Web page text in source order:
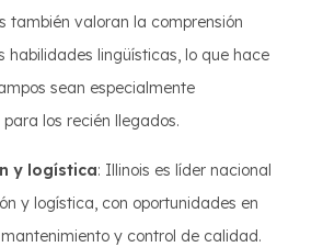
también valoran la comprensión
habilidades lingüísticas, lo que hace
sean especialmente
los recién llegados.
y logística: Illinois es líder nacional
y logística, con oportunidades en
y control de calidad.